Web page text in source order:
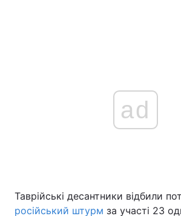
ad
Таврійські десантники відбили
російський штурм за участі 23